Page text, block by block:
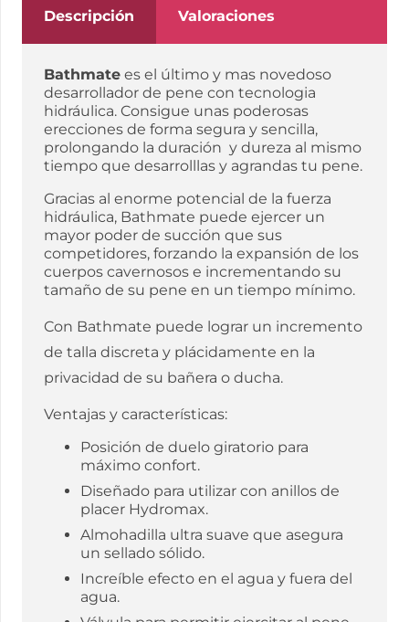
cantidad
Descripción Valoraciones
Bathmate es el último y mas novedoso
desarrollador de pene con tecnologia
hidráulica. Consigue unas poderosas
erecciones de forma segura y sencilla,
prolongando la duración y dureza al mismo
tiempo que desarrolllas y agrandas tu pene.
Gracias al enorme potencial de la fuerza
hidráulica, Bathmate puede ejercer un
mayor poder de succión que sus
competidores, forzando la expansión de los
cuerpos cavernosos e incrementando su
tamaño de su pene en un tiempo mínimo.
Con Bathmate puede lograr un incremento
de talla discreta y plácidamente en la
privacidad de su bañera o ducha.
Ventajas y características:
Posición de duelo giratorio para
máximo confort.
Diseñado para utilizar con anillos de
placer Hydromax.
Almohadilla ultra suave que asegura
un sellado sólido.
Increíble efecto en el agua y fuera del
agua.